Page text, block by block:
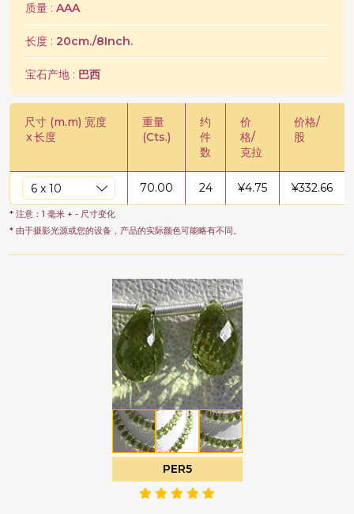
质量 : AAA
长度 : 20cm./8Inch.
宝石产地 : 巴西
尺寸 (m.m) 宽度
x长度
重量
(Cts.)
约
件
数
价
格/
克拉
价格/
股
70.00 24 ¥4.75 ¥332.66
* 注意：1 毫米 + - 尺寸变化
* 由于摄影光源或您的设备，产品的实际颜色可能略有不同。
PER5